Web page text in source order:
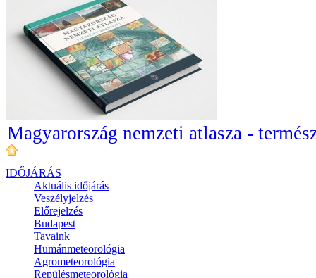
Magyarország nemzeti atlasza -
IDŐJÁRÁS
Aktuális időjárás
Veszélyjelzés
Előrejelzés
Budapest
Tavaink
Humánmeteorológia
Agrometeorológia
Repülésmeteorológia